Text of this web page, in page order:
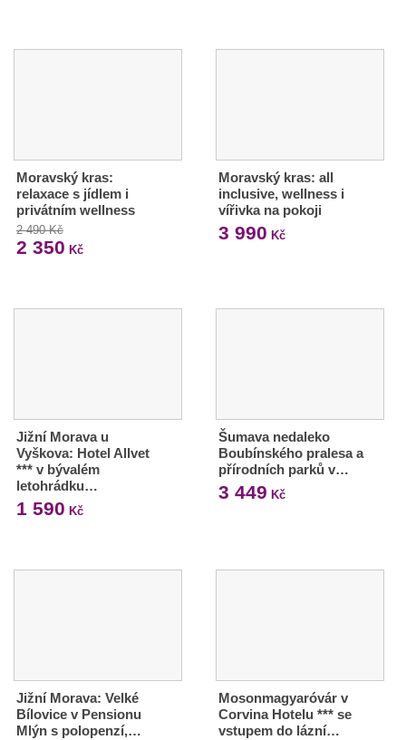
Moravský kras:
relaxace s jídlem i
privátním wellness
2 490 Kč
2 350 Kč
Moravský kras: all
inclusive, wellness i
vířivka na pokoji
3 990 Kč
Jižní Morava u
Vyškova: Hotel Allvet
*** v bývalém
letohrádku…
1 590 Kč
Šumava nedaleko
Boubínského pralesa a
přírodních parků v…
3 449 Kč
Jižní Morava: Velké
Bílovice v Pensionu
Mlýn s polopenzí,…
Mosonmagyaróvár v
Corvina Hotelu *** se
vstupem do lázní…